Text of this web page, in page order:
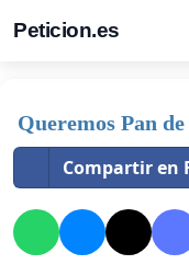
Peticion.es
Queremos Pan
Compartir en